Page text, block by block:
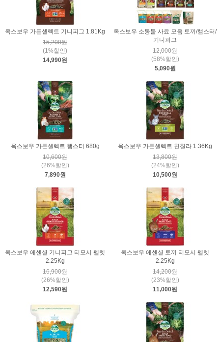
옥스보우 가든셀렉트 기니피그 1.81Kg
15,200원
(1%할인)
14,990원
옥스보우 소동물 사료 모음 토끼/햄스터/
기니피그
12,000원
(58%할인)
5,090원
옥스보우 가든셀렉트 햄스터 680g
10,600원
(26%할인)
7,890원
옥스보우 가든셀렉트 친칠라 1.36Kg
13,800원
(24%할인)
10,500원
옥스보우 에센셜 기니피그 티모시 펠렛
2.25Kg
16,900원
(26%할인)
12,590원
옥스보우 에센셜 토끼 티모시 펠렛
2.25Kg
14,200원
(23%할인)
11,000원